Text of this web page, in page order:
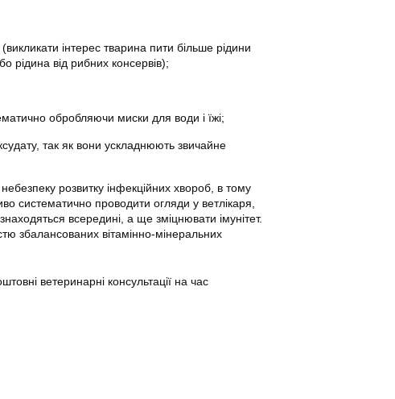
інтерес тварина пити більше рідини
від рибних консервів);
обробляючи миски для води і їжі;
так як вони ускладнюють звичайне
розвитку інфекційних хвороб, в тому
систематично проводити огляди у ветлікаря,
всередині, а ще зміцнювати імунітет.
збалансованих вітамінно-мінеральних
ветеринарні консультації на час